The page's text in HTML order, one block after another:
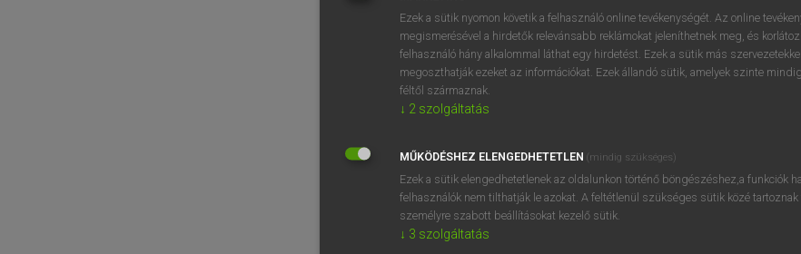
BELÉPÉS
próbaverziójának
regisztrálok és
REGISZTRÁCIÓ
Ezek a sütik nyomon követik a felhasználó online tevékenységét. Az online
megismerésével a hirdetők relevánsabb reklámokat jeleníthetnek meg, és
felhasználó hány alkalommal láthat egy hirdetést. Ezek a sütik más
megoszthatják ezeket az információkat. Ezek állandó sütik, amelyek szinte
féltől származnak.
↓ 2 szolgáltatás
MŰKÖDÉSHEZ ELENGEDHETETLEN (mindig szükséges)
Ezek a sütik elengedhetetlenek az oldalunkon történő böngészéshez,a funkciók
felhasználók nem tilthatják le azokat. A feltétlenül szükséges sütik közé
személyre szabott beállításokat kezelő sütik.
↓ 3 szolgáltatás